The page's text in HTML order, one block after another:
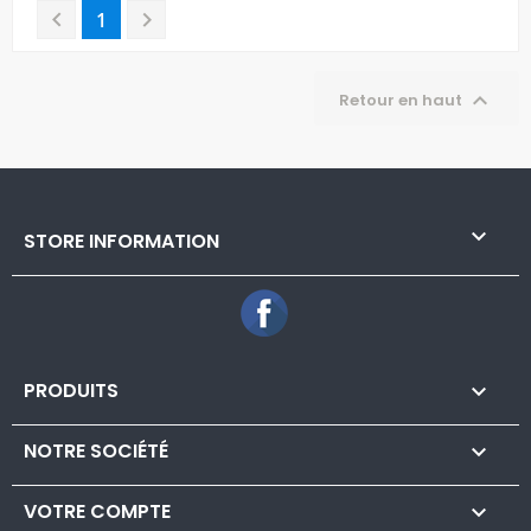
 1 
Retour en haut 
STORE INFORMATION 
PRODUITS 
NOTRE SOCIÉTÉ 
VOTRE COMPTE 